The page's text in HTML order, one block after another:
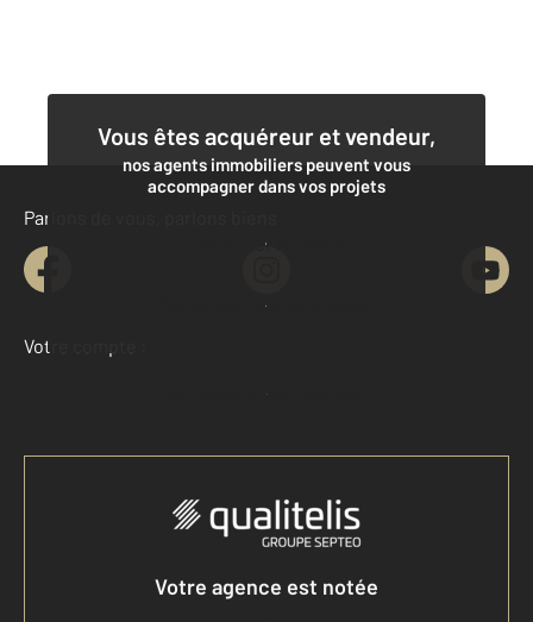
Vous êtes acquéreur et vendeur,
nos agents immobiliers peuvent vous
accompagner dans vos projets
Contacter l'agence
Demander une estimation
Parlons de vous, parlons biens
Votre compte :
Accéder à mon compte
Votre agence est notée